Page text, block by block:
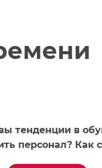
тенденции в
персонал? Как